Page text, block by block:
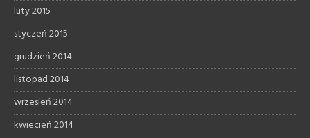
luty 2015
styczeń 2015
grudzień 2014
listopad 2014
wrzesień 2014
kwiecień 2014